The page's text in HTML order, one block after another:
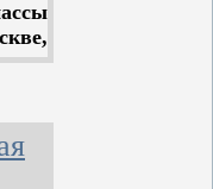
и